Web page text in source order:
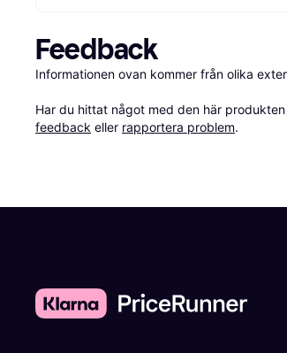
Feedback
Informationen ovan kommer från olika
Har du hittat något med den här
feedback eller rapportera problem.